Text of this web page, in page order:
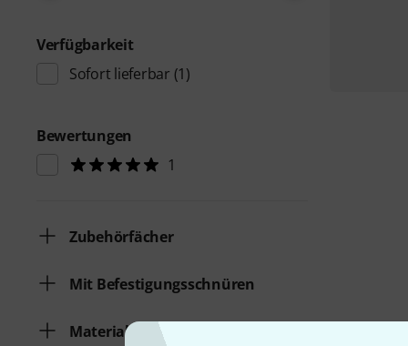
Verfügbarkeit
Sofort lieferbar (1)
Bewertungen
1
Zubehörfächer
Mit Befestigungsschnüren
Material